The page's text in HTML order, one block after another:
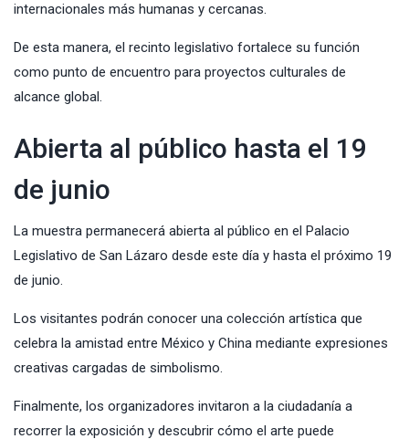
internacionales más humanas y cercanas.
De esta manera, el recinto legislativo fortalece su función
como punto de encuentro para proyectos culturales de
alcance global.
Abierta al público hasta el 19
de junio
La muestra permanecerá abierta al público en el Palacio
Legislativo de San Lázaro desde este día y hasta el próximo 19
de junio.
Los visitantes podrán conocer una colección artística que
celebra la amistad entre México y China mediante expresiones
creativas cargadas de simbolismo.
Finalmente, los organizadores invitaron a la ciudadanía a
recorrer la exposición y descubrir cómo el arte puede